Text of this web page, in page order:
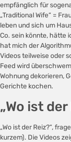
empfänglich für
„Traditional Wife“ =
leben und sich um
Co. sein könnte, hätte
hat mich der
Videos teilweise oder
Feed wird
Wohnung dekorieren,
Gerichte kochen.
„Wo ist der
„Wo ist der Reiz?“,
kurzem). Die Videos